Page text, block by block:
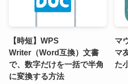
【時短】WPS
Writer（Word互換）文書
で、数字だけを一括で半角
に変換する方法
マ
マ
た